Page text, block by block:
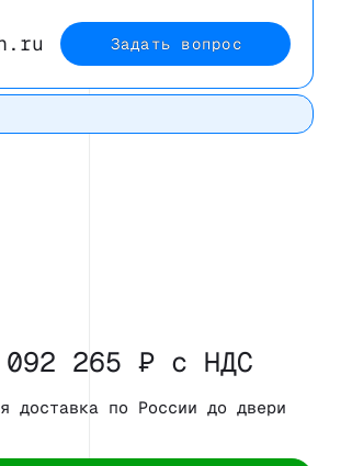
Задать вопрос
265 ₽ с НДС
доставка по России до двери